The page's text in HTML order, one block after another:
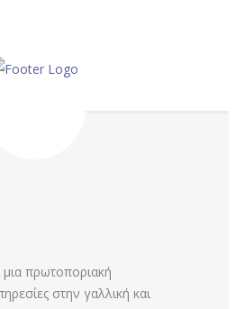
πρωτοποριακή
στην γαλλική και